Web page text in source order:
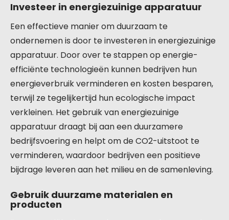
Investeer in energiezuinige apparatuur
Een effectieve manier om duurzaam te
ondernemen is door te investeren in energiezuinige
apparatuur. Door over te stappen op energie-
efficiënte technologieën kunnen bedrijven hun
energieverbruik verminderen en kosten besparen,
terwijl ze tegelijkertijd hun ecologische impact
verkleinen. Het gebruik van energiezuinige
apparatuur draagt bij aan een duurzamere
bedrijfsvoering en helpt om de CO2-uitstoot te
verminderen, waardoor bedrijven een positieve
bijdrage leveren aan het milieu en de samenleving.
Gebruik duurzame materialen en
producten